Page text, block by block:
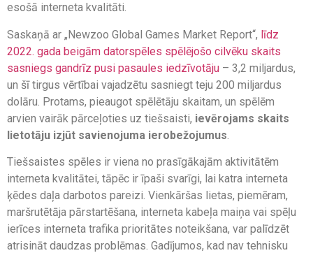
esošā interneta kvalitāti.
Saskaņā ar „Newzoo Global Games Market Report“, līdz
2022. gada beigām datorspēles spēlējošo cilvēku skaits
sasniegs gandrīz pusi pasaules iedzīvotāju – 3,2 miljardus,
un šī tirgus vērtībai vajadzētu sasniegt teju 200 miljardus
dolāru. Protams, pieaugot spēlētāju skaitam, un spēlēm
arvien vairāk pārceļoties uz tiešsaisti, ievērojams skaits
lietotāju izjūt savienojuma ierobežojumus
Tiešsaistes spēles ir viena no prasīgākajām aktivitātēm
interneta kvalitātei, tāpēc ir īpaši svarīgi, lai katra interneta
ķēdes daļa darbotos pareizi. Vienkāršas lietas, piemēram,
maršrutētāja pārstartēšana, interneta kabeļa maiņa vai spēļu
ierīces interneta trafika prioritātes noteikšana, var palīdzēt
atrisināt daudzas problēmas. Gadījumos, kad nav tehnisku